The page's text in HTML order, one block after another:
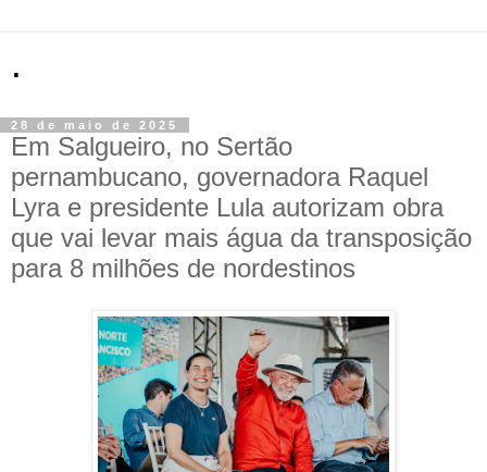
.
28 de maio de 2025
Em Salgueiro, no Sertão
pernambucano, governadora Raquel
Lyra e presidente Lula autorizam obra
que vai levar mais água da transposição
para 8 milhões de nordestinos